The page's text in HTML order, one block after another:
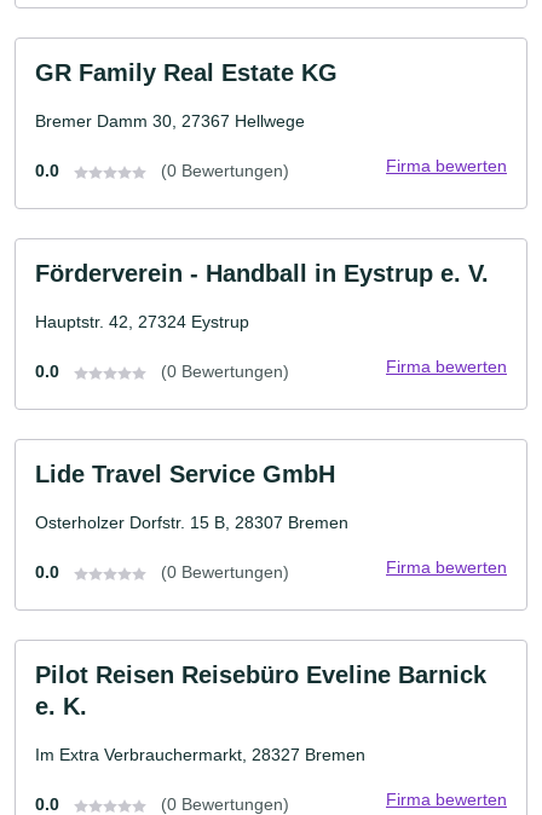
GR Family Real Estate KG
Bremer Damm 30, 27367 Hellwege
0.0 (0 Bewertungen) Firma bewerten
Förderverein - Handball in Eystrup e. V.
Hauptstr. 42, 27324 Eystrup
0.0 (0 Bewertungen) Firma bewerten
Lide Travel Service GmbH
Osterholzer Dorfstr. 15 B, 28307 Bremen
0.0 (0 Bewertungen) Firma bewerten
Pilot Reisen Reisebüro Eveline Barnick
e. K.
Im Extra Verbrauchermarkt, 28327 Bremen
0.0 (0 Bewertungen) Firma bewerten